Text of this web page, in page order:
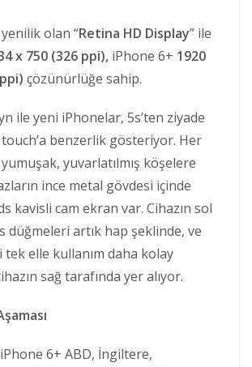
olan “Retina HD Display” ile
x 750 (326 ppi), iPhone 6+ 1920
çözünürlüğe sahip.
ile yeni iPhonelar, 5s’ten ziyade
touch’a benzerlik gösteriyor. Her
yuvarlatılmış köşelere
ince metal gövdesi içinde
kavisli cam ekran var. Cihazın sol
düğmeleri artık hap şeklinde, ve
tek elle kullanım daha kolay
sağ tarafında yer alıyor.
6+ ABD, İngiltere,